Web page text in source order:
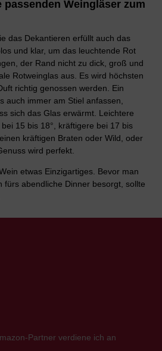
Weingläser zum
das Dekantieren erfüllt auch das
und klar, um das leuchtende Rot
der Rand nicht zu dick, groß und
Rotweinglas aus. Es wird höchsten
richtig genossen werden. Ein
auch immer am Stiel anfassen,
sich das Glas erwärmt. Leichtere
15 bis 18°, kräftigere bei 17 bis
kräftigen Braten oder Wild, oder
wird perfekt.
etwas Einzigartiges. Bevor man
fürs abendliche Dinner besorgt, sollte
Partner verdiene ich an